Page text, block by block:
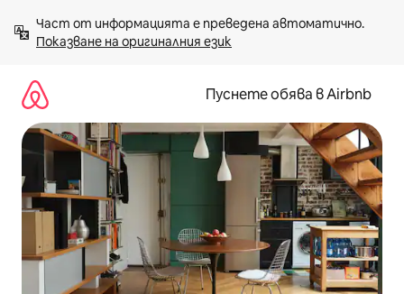
към
съдържанието
Показване на оригиналния език
Пуснете обява в Airbnb